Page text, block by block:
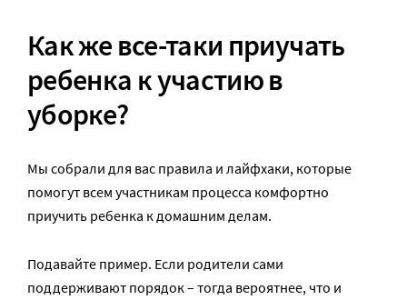
Как же все-таки приучать
ребенка к участию в
уборке?
Мы собрали для вас правила и лайфхаки, которые
помогут всем участникам процесса комфортно
приучить ребенка к домашним делам.
Подавайте пример. Если родители сами
поддерживают порядок – тогда вероятнее, что и